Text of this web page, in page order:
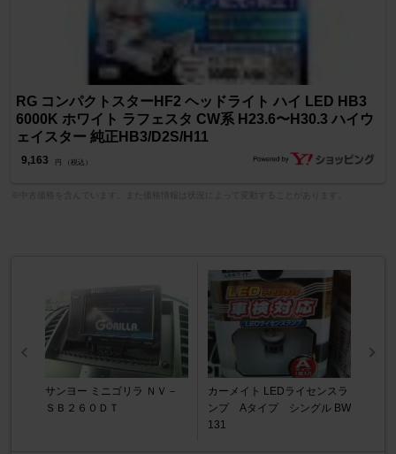
RG コンパクトスターHF2 ヘッドライト ハイ LED HB3
6000K ホワイト ラフェスタ CW系 H23.6〜H30.3 ハイウ
ェイスター 純正HB3/D2S/H11
9,163 円 （税込）
サンヨー ミニゴリラ ＮＶ－
ＳＢ２６０ＤＴ
カーメイト LEDライセンスラ
ンプ Aタイプ シングル BW
131